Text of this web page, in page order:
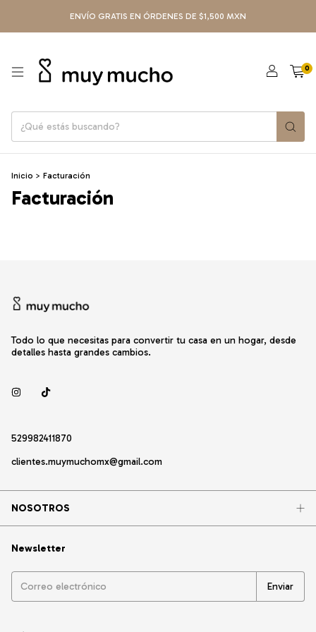
ENVÍO GRATIS EN ÓRDENES DE $1,500 MXN
0
Inicio > Facturación
Facturación
Todo lo que necesitas para convertir tu casa en un hogar, desde
detalles hasta grandes cambios.
529982411870
clientes.muymuchomx@gmail.com
NOSOTROS
Newsletter